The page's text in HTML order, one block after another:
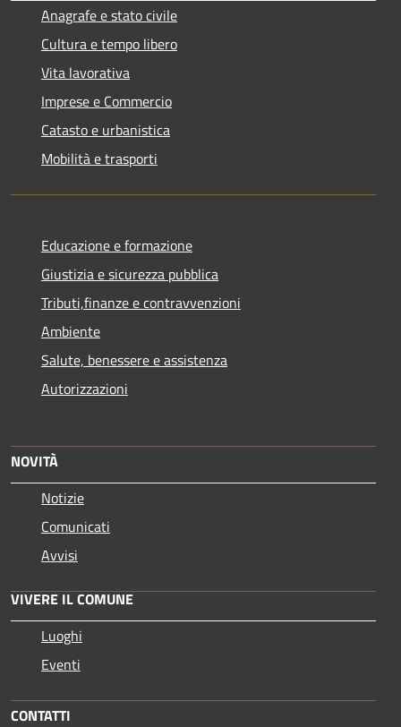
Anagrafe e stato civile
Cultura e tempo libero
Vita lavorativa
Imprese e Commercio
Catasto e urbanistica
Mobilità e trasporti
Educazione e formazione
Giustizia e sicurezza pubblica
Tributi,finanze e contravvenzioni
Ambiente
Salute, benessere e assistenza
Autorizzazioni
NOVITÀ
Notizie
Comunicati
Avvisi
VIVERE IL COMUNE
Luoghi
Eventi
CONTATTI